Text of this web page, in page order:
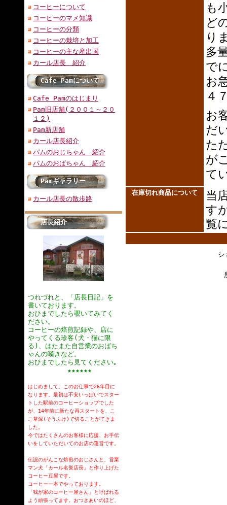
コーヒーについて
コーヒーのマメ知識
コーヒーの分類
コーヒーの栽培と加工
コーヒーの主な産出国
カール店長 紹介
Cafe Pamについて
Cafe Pamのはじまり
Pam旧店舗(２００１～２０
１２)
Pam新店舗
カール店長紹介
パムのおじちゃん 紹介
パムのおばちゃん 紹介
Pamギャラリー
カール店長の散歩路
店長紹介
つれづれと、「店長日記」を
書いております。
おひまでしたら覗いてみてく
ださい。
コーヒーの焙煎記録や、店に
やってくる珍客(犬・猫に限
る)、はたまた自営業のおばち
ゃんの嘆きなど。
おひまでしたら見てください｡
★★★★★★
はじめまして。このお仕事で26年目に
なります。最初は不安いっぱいでスター
トした駅前のコーヒーショップでした
が、14年前に新たな再スタートを、こ
こ草深(そうふけ)で切ることがてきま
した。
今ではたくさんのお客様に応援、お手伝
いをしていただいてのお店の運営です。
伝説のがんこな焙煎のおじさんと、営業
マン犬「カール名誉店長」と作り上げた
コーヒー豆屋です。
コーヒー一本でやっております。
「我が家のコーヒー屋さん」と呼ばれる
よう頑張ってます。おつきあいのほど、
も
ど
り
多
で
お
４
お
だ
た
が
て
在庫切れ商品について
当
す
覧
シ